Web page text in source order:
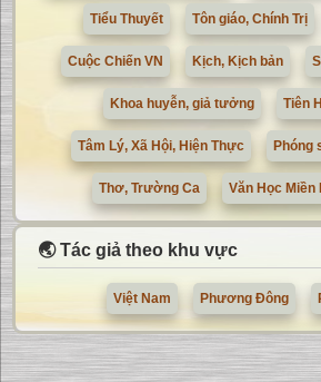
Tiểu Thuyết Tôn giáo, Chính Trị
Cuộc Chiến VN Kịch, Kịch bản
Khoa huyễn, giả tưởng Tiên
Tâm Lý, Xã Hội, Hiện Thực Phóng
Thơ, Trường Ca Văn Học
🌏 Tác giả theo khu vực
Việt Nam Phương Đông